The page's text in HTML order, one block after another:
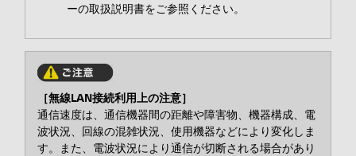
ーの取扱説明書をご参照ください。
［無線LAN接続利用上の注意］
通信速度は、通信機器間の距離や障害物、機器構成、電
波状況、回線の混雑状況、使用機器などにより変化しま
す。また、電波状況により通信が切断される場合があり